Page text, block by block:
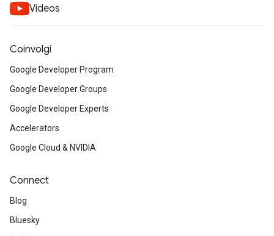
Videos
Coinvolgi
Google Developer Program
Google Developer Groups
Google Developer Experts
Accelerators
Google Cloud & NVIDIA
Connect
Blog
Bluesky